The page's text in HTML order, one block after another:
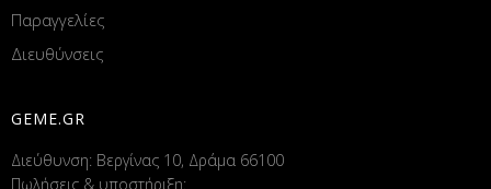
Παραγγελίες
Διευθύνσεις
GEME.GR
Διεύθυνση: Βεργίνας 10, Δράμα 66100
Πωλήσεις & υποστήριξη: